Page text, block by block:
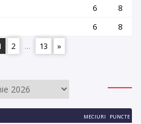
6
8
6
8
2 ... 13 »
MECIURI PUNCTE